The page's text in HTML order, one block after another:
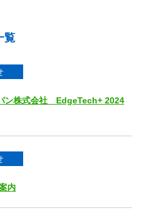
覧
ン株式会社 EdgeTech+ 2024
内